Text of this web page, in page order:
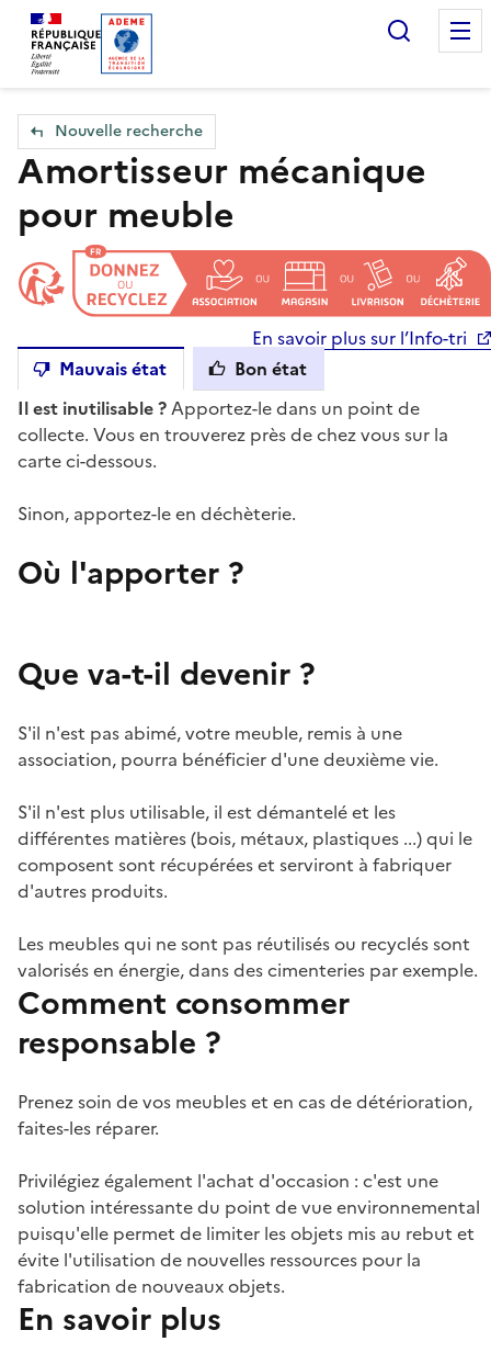
Accueil — Que Faire de mes objets & déchets
Nouvelle recherche
Amortisseur mécanique
pour meuble
En savoir plus sur l’Info-tri
Mauvais état
Bon état
Il est inutilisable ?Apportez-le dans un point de
collecte. Vous en trouverez près de chez vous sur la
carte ci-dessous.
Sinon, apportez-le en déchèterie.
Où l'apporter ?
Que va-t-il devenir ?
S'il n'est pas abimé, votre meuble, remis à une
association, pourra bénéficier d'une deuxième vie.
S'il n'est plus utilisable, il est démantelé et les
différentes matières (bois, métaux, plastiques ...) qui le
composent sont récupérées et serviront à fabriquer
d'autres produits.
Les meubles qui ne sont pas réutilisés ou recyclés sont
valorisés en énergie, dans des cimenteries par exemple.
Comment consommer
responsable ?
Prenez soin de vos meubles et en cas de détérioration,
faites-les réparer.
Privilégiez également l'achat d'occasion : c'est une
solution intéressante du point de vue environnemental
puisqu'elle permet de limiter les objets mis au rebut et
évite l'utilisation de nouvelles ressources pour la
fabrication de nouveaux objets.
En savoir plus